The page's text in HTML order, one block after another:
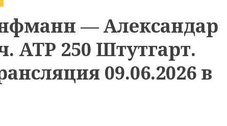
— Александар
ATP 250 Штутгарт.
09.06.2026 в